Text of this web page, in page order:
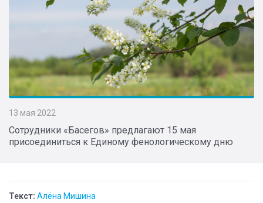
13 мая 2022
Сотрудники «Басегов» предлагают 15 мая
присоединиться к Единому фенологическому дню
Текст: Алёна Мишина